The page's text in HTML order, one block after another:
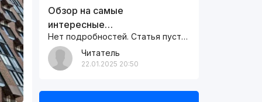
Обзор на самые
интересные…
Нет подробностей. Статья пустая.
Читатель
22.01.2025 20:50